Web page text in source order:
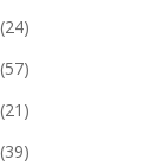
(24)
(57)
(21)
(39)